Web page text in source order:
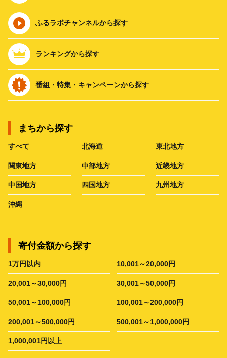
ふるラボチャンネルから探す
ランキングから探す
番組・特集・キャンペーンから探す
まちから探す
すべて 北海道 東北地方
関東地方 中部地方 近畿地方
中国地方 四国地方 九州地方
沖縄
寄付金額から探す
1万円以内 10,001～20,000円
20,001～30,000円 30,001～50,000円
50,001～100,000円 100,001～200,000円
200,001～500,000円 500,001～1,000,000円
1,000,001円以上